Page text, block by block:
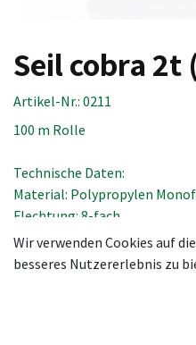
Seil cobra 2t
Artikel-Nr.: 0211
100 m Rolle
Technische Daten:
Material: Polypropylen
Flechtung: 8-fach
Durchmesser: 14 mm
Seilbruchlast: 3,45 t
Systembruchlast mit
Einsatzdehnung (mit 20 – 60
Wir verwenden Cookies auf
besseres Nutzererlebnis zu